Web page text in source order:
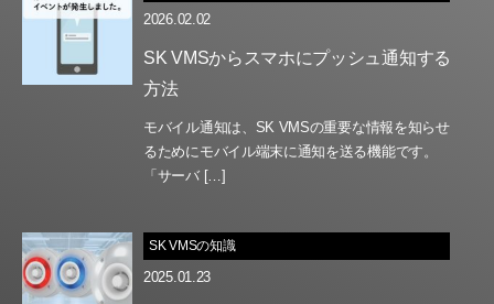
2026.02.02
SK VMSからスマホにプッシュ通知する
方法
モバイル通知は、SK VMSの重要な情報を知らせ
るためにモバイル端末に通知を送る機能です。
「サーバ […]
SK VMSの知識
2025.01.23